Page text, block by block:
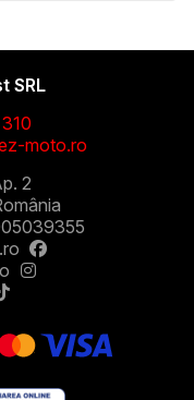
SRL
moto.ro
2